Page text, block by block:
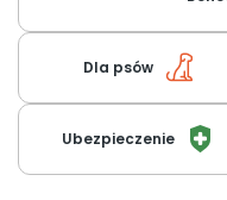
Dla psów
Ubezpieczenie